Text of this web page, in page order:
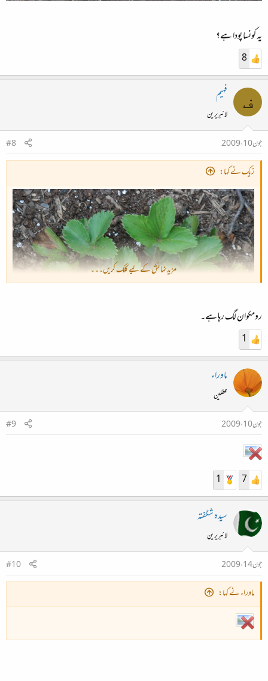
یہ کونسا پودا ہے؟
8
ف فہیم
لائبریرین
جون 10، 2009
#8
زیک نے کہا:
یہ کونسا پودا ہے؟
مزید نمائش کے لیے کلک کریں۔۔۔
رومکوان لگ رہا ہے۔
1
ماوراء
محفلین
جون 10، 2009
#9
7
1
سیدہ شگفتہ
لائبریرین
جون 14، 2009
#10
ماوراء نے کہا: